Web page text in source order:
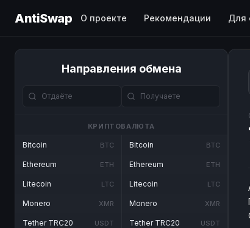
AntiSwap О проекте Рекомендации Для
Направления обмена
КРИПТОВАЛЮТА
Bitcoin BTC
Ethereum ETH
Litecoin LTC
Monero XMR
Tether TRC20 USDT
Bitcoin BTC
Ethereum ETH
Litecoin LTC
Monero XMR
Tether TRC20 USDT